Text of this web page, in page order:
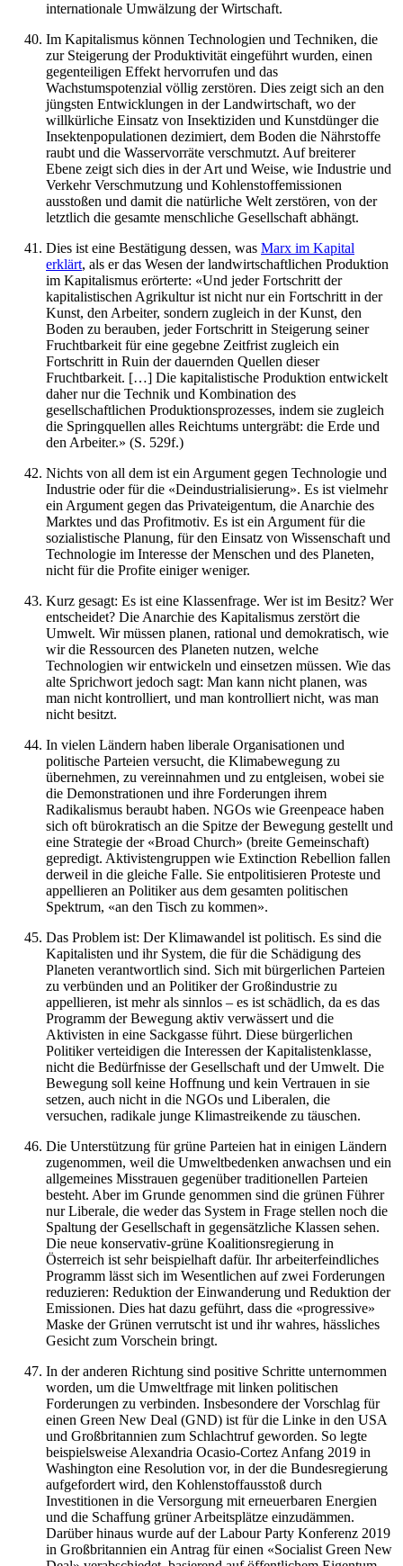
internationale Umwälzung der Wirtschaft.
Im Kapitalismus können Technologien und Techniken, die
zur Steigerung der Produktivität eingeführt wurden, einen
gegenteiligen Effekt hervorrufen und das
Wachstumspotenzial völlig zerstören. Dies zeigt sich an den
jüngsten Entwicklungen in der Landwirtschaft, wo der
willkürliche Einsatz von Insektiziden und Kunstdünger die
Insektenpopulationen dezimiert, dem Boden die Nährstoffe
raubt und die Wasservorräte verschmutzt. Auf breiterer
Ebene zeigt sich dies in der Art und Weise, wie Industrie und
Verkehr Verschmutzung und Kohlenstoffemissionen
ausstoßen und damit die natürliche Welt zerstören, von der
letztlich die gesamte menschliche Gesellschaft abhängt.
Dies ist eine Bestätigung dessen, was Marx im Kapital
erklärt, als er das Wesen der landwirtschaftlichen Produktion
im Kapitalismus erörterte: «Und jeder Fortschritt der
kapitalistischen Agrikultur ist nicht nur ein Fortschritt in der
Kunst, den Arbeiter, sondern zugleich in der Kunst, den
Boden zu berauben, jeder Fortschritt in Steigerung seiner
Fruchtbarkeit für eine gegebne Zeitfrist zugleich ein
Fortschritt in Ruin der dauernden Quellen dieser
Fruchtbarkeit. […] Die kapitalistische Produktion entwickelt
daher nur die Technik und Kombination des
gesellschaftlichen Produktionsprozesses, indem sie zugleich
die Springquellen alles Reichtums untergräbt: die Erde und
den Arbeiter.» (S. 529f.)
Nichts von all dem ist ein Argument gegen Technologie und
Industrie oder für die «Deindustrialisierung». Es ist vielmehr
ein Argument gegen das Privateigentum, die Anarchie des
Marktes und das Profitmotiv. Es ist ein Argument für die
sozialistische Planung, für den Einsatz von Wissenschaft und
Technologie im Interesse der Menschen und des Planeten,
nicht für die Profite einiger weniger.
Kurz gesagt: Es ist eine Klassenfrage. Wer ist im Besitz? Wer
entscheidet? Die Anarchie des Kapitalismus zerstört die
Umwelt. Wir müssen planen, rational und demokratisch, wie
wir die Ressourcen des Planeten nutzen, welche
Technologien wir entwickeln und einsetzen müssen. Wie das
alte Sprichwort jedoch sagt: Man kann nicht planen, was
man nicht kontrolliert, und man kontrolliert nicht, was man
nicht besitzt.
In vielen Ländern haben liberale Organisationen und
politische Parteien versucht, die Klimabewegung zu
übernehmen, zu vereinnahmen und zu entgleisen, wobei sie
die Demonstrationen und ihre Forderungen ihrem
Radikalismus beraubt haben. NGOs wie Greenpeace haben
sich oft bürokratisch an die Spitze der Bewegung gestellt und
eine Strategie der «Broad Church» (breite Gemeinschaft)
gepredigt. Aktivistengruppen wie Extinction Rebellion fallen
derweil in die gleiche Falle. Sie entpolitisieren Proteste und
appellieren an Politiker aus dem gesamten politischen
Spektrum, «an den Tisch zu kommen».
Das Problem ist: Der Klimawandel ist politisch. Es sind die
Kapitalisten und ihr System, die für die Schädigung des
Planeten verantwortlich sind. Sich mit bürgerlichen Parteien
zu verbünden und an Politiker der Großindustrie zu
appellieren, ist mehr als sinnlos – es ist schädlich, da es das
Programm der Bewegung aktiv verwässert und die
Aktivisten in eine Sackgasse führt. Diese bürgerlichen
Politiker verteidigen die Interessen der Kapitalistenklasse,
nicht die Bedürfnisse der Gesellschaft und der Umwelt. Die
Bewegung soll keine Hoffnung und kein Vertrauen in sie
setzen, auch nicht in die NGOs und Liberalen, die
versuchen, radikale junge Klimastreikende zu täuschen.
Die Unterstützung für grüne Parteien hat in einigen Ländern
zugenommen, weil die Umweltbedenken anwachsen und ein
allgemeines Misstrauen gegenüber traditionellen Parteien
besteht. Aber im Grunde genommen sind die grünen Führer
nur Liberale, die weder das System in Frage stellen noch die
Spaltung der Gesellschaft in gegensätzliche Klassen sehen.
Die neue konservativ-grüne Koalitionsregierung in
Österreich ist sehr beispielhaft dafür. Ihr arbeiterfeindliches
Programm lässt sich im Wesentlichen auf zwei Forderungen
reduzieren: Reduktion der Einwanderung und Reduktion der
Emissionen. Dies hat dazu geführt, dass die «progressive»
Maske der Grünen verrutscht ist und ihr wahres, hässliches
Gesicht zum Vorschein bringt.
In der anderen Richtung sind positive Schritte unternommen
worden, um die Umweltfrage mit linken politischen
Forderungen zu verbinden. Insbesondere der Vorschlag für
einen Green New Deal (GND) ist für die Linke in den USA
und Großbritannien zum Schlachtruf geworden. So legte
beispielsweise Alexandria Ocasio-Cortez Anfang 2019 in
Washington eine Resolution vor, in der die Bundesregierung
aufgefordert wird, den Kohlenstoffausstoß durch
Investitionen in die Versorgung mit erneuerbaren Energien
und die Schaffung grüner Arbeitsplätze einzudämmen.
Darüber hinaus wurde auf der Labour Party Konferenz 2019
in Großbritannien ein Antrag für einen «Socialist Green New